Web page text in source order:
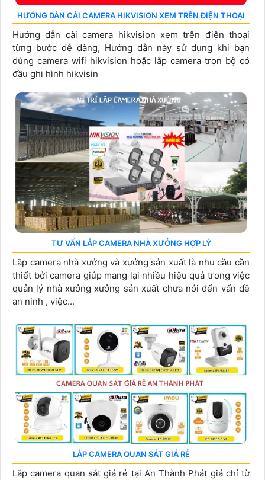
HƯỚNG DẪN CÀI CAMERA HIKVISION XEM TRÊN ĐIỆN THOẠI
Hướng dẫn cài camera hikvision xem trên điện thoại
từng bước dễ dàng, Hướng dẫn này sử dụng khi bạn
dùng camera wifi hikvision hoặc lắp camera trọn bộ có
đầu ghi hình hikvisin
TƯ VẤN LẮP CAMERA NHÀ XƯỞNG HỢP LÝ
Lăp camera nhà xưởng và xưởng sản xuất là nhu cầu cần
thiết bởi camera giúp mang lại nhiều hiệu quả trong việc
quản lý nhà xưởng xưởng sản xuất chưa nói đến vấn đề
an ninh , việc...
LẮP CAMERA QUAN SÁT GIÁ RẺ
Lắp camera quan sát giá rẻ tại An Thành Phát giá chỉ từ